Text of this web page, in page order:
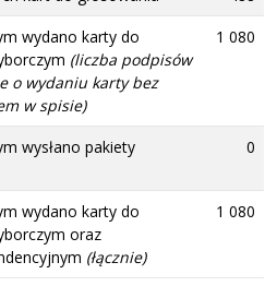
wydano karty do
(liczba podpisów
o wydaniu karty bez
w spisie)
1 080
wysłano pakiety
0
wydano karty do
oraz
(łącznie)
1 080